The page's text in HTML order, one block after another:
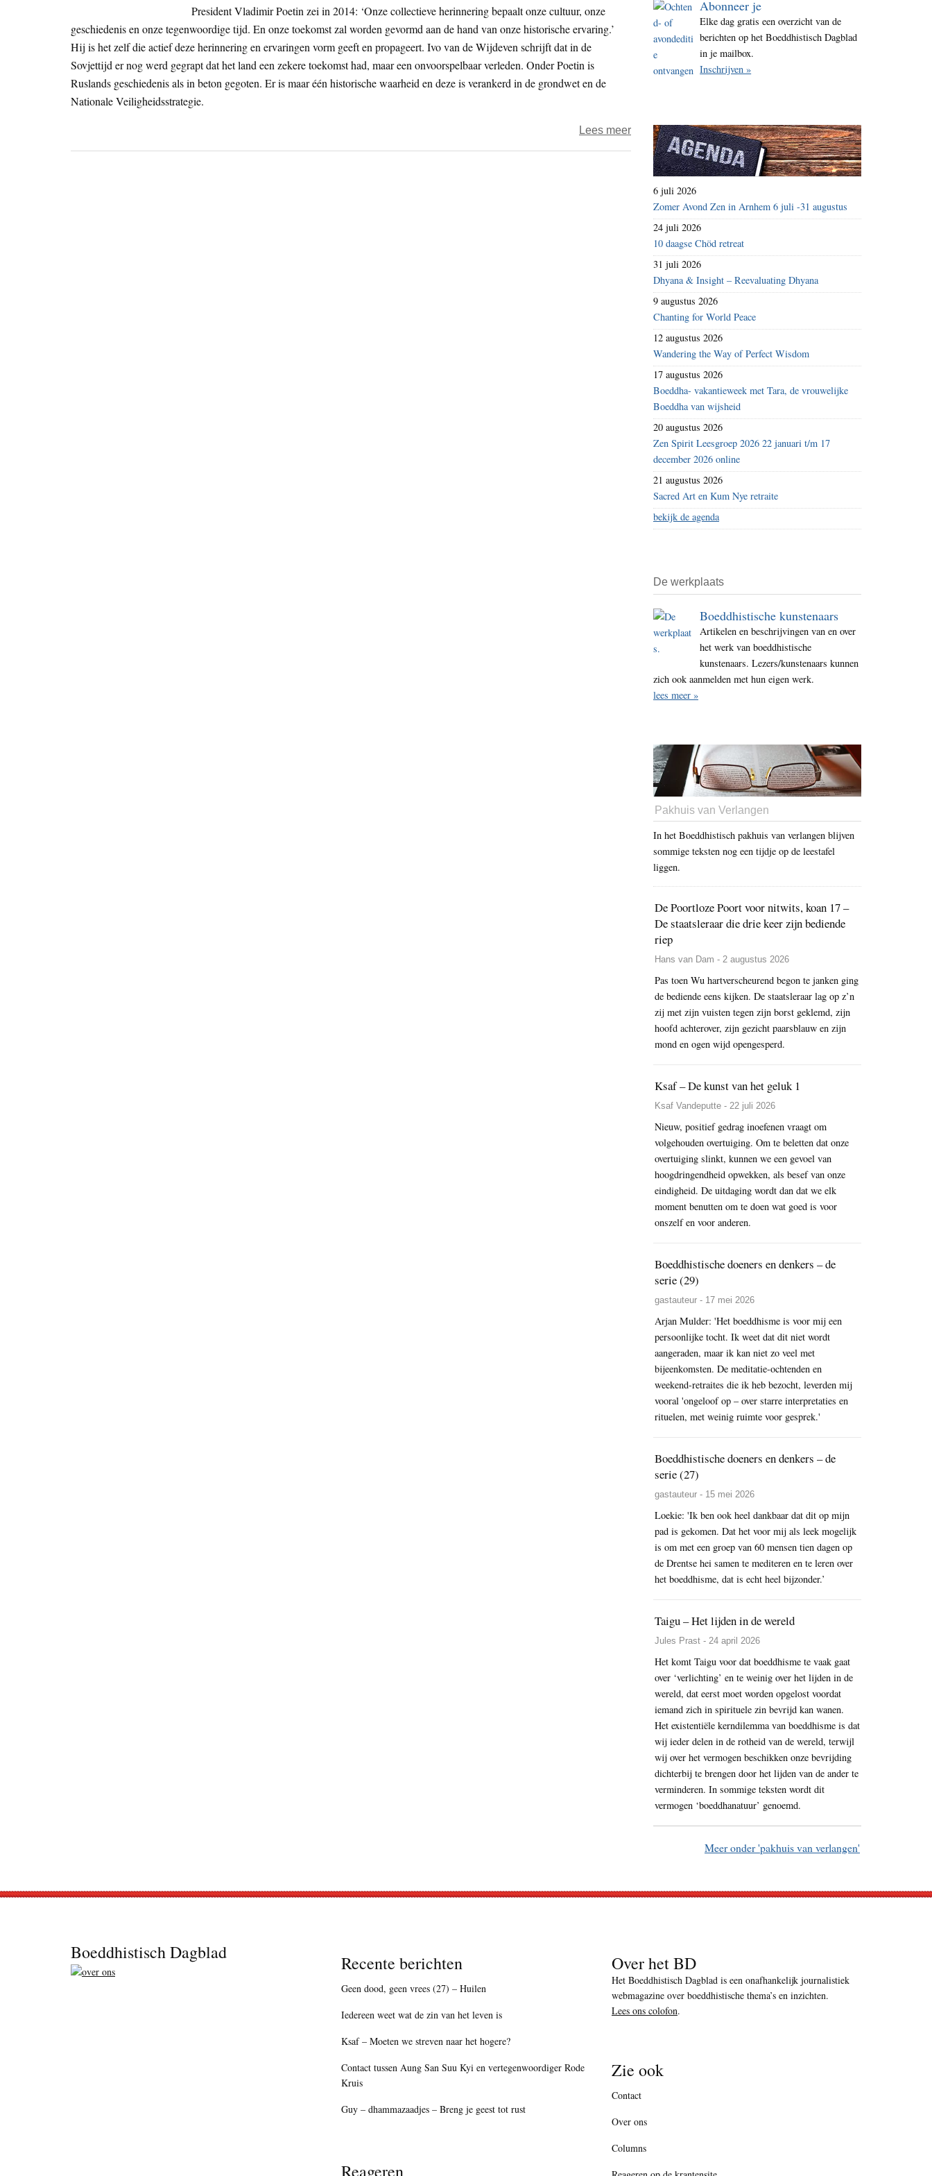
i
t
President Vladimir Poetin zei in 2014: ‘Onze collectieve herinnering bepaalt onze cultuur, onze
geschiedenis en onze tegenwoordige tijd. En onze toekomst zal worden gevormd aan de hand van onze historische ervaring.’
Hij is het zelf die actief deze herinnering en ervaringen vorm geeft en propageert. Ivo van de Wijdeven schrijft dat in de
Sovjettijd er nog werd gegrapt dat het land een zekere toekomst had, maar een onvoorspelbaar verleden. Onder Poetin is
Ruslands geschiedenis als in beton gegoten. Er is maar één historische waarheid en deze is verankerd in de grondwet en de
Nationale Veiligheidsstrategie.
Lees meerover
Geschiedenis
Abonneer je
Elke dag gratis een overzicht van de
berichten op het Boeddhistisch Dagblad
in je mailbox.
Inschrijven »
6 juli 2026
Zomer Avond Zen in Arnhem 6 juli -31 augustus
24 juli 2026
10 daagse Chöd retreat
31 juli 2026
Dhyana & Insight – Reevaluating Dhyana
9 augustus 2026
Chanting for World Peace
12 augustus 2026
Wandering the Way of Perfect Wisdom
17 augustus 2026
Boeddha- vakantieweek met Tara, de vrouwelijke
Boeddha van wijsheid
20 augustus 2026
Zen Spirit Leesgroep 2026 22 januari t/m 17
december 2026 online
21 augustus 2026
Sacred Art en Kum Nye retraite
bekijk de agenda
De werkplaats
Boeddhistische kunstenaars
Artikelen en beschrijvingen van en over
het werk van boeddhistische
kunstenaars. Lezers/kunstenaars kunnen
zich ook aanmelden met hun eigen werk.
lees meer »
Pakhuis van Verlangen
In het Boeddhistisch pakhuis van verlangen blijven
sommige teksten nog een tijdje op de leestafel
liggen.
De Poortloze Poort voor nitwits, koan 17 –
De staatsleraar die drie keer zijn bediende
riep
Hans van Dam - 2 augustus 2026
Pas toen Wu hartverscheurend begon te janken ging
de bediende eens kijken. De staatsleraar lag op z’n
zij met zijn vuisten tegen zijn borst geklemd, zijn
hoofd achterover, zijn gezicht paarsblauw en zijn
mond en ogen wijd opengesperd.
Ksaf – De kunst van het geluk 1
Ksaf Vandeputte - 22 juli 2026
Nieuw, positief gedrag inoefenen vraagt om
volgehouden overtuiging. Om te beletten dat onze
overtuiging slinkt, kunnen we een gevoel van
hoogdringendheid opwekken, als besef van onze
eindigheid. De uitdaging wordt dan dat we elk
moment benutten om te doen wat goed is voor
onszelf en voor anderen.
Boeddhistische doeners en denkers – de
serie (29)
gastauteur - 17 mei 2026
Arjan Mulder: 'Het boeddhisme is voor mij een
persoonlijke tocht. Ik weet dat dit niet wordt
aangeraden, maar ik kan niet zo veel met
bijeenkomsten. De meditatie-ochtenden en
weekend-retraites die ik heb bezocht, leverden mij
vooral 'ongeloof op – over starre interpretaties en
rituelen, met weinig ruimte voor gesprek.'
Boeddhistische doeners en denkers – de
serie (27)
gastauteur - 15 mei 2026
Loekie: 'Ik ben ook heel dankbaar dat dit op mijn
pad is gekomen. Dat het voor mij als leek mogelijk
is om met een groep van 60 mensen tien dagen op
de Drentse hei samen te mediteren en te leren over
het boeddhisme, dat is echt heel bijzonder.’
Taigu – Het lijden in de wereld
Jules Prast - 24 april 2026
Het komt Taigu voor dat boeddhisme te vaak gaat
over ‘verlichting’ en te weinig over het lijden in de
wereld, dat eerst moet worden opgelost voordat
iemand zich in spirituele zin bevrijd kan wanen.
Het existentiële kerndilemma van boeddhisme is dat
wij ieder delen in de rotheid van de wereld, terwijl
wij over het vermogen beschikken onze bevrijding
dichterbij te brengen door het lijden van de ander te
verminderen. In sommige teksten wordt dit
vermogen ‘boeddhanatuur’ genoemd.
Meer onder 'pakhuis van verlangen'
Boeddhistisch Dagblad Recente berichten
Geen dood, geen vrees (27) – Huilen
Iedereen weet wat de zin van het leven is
Ksaf – Moeten we streven naar het hogere?
Contact tussen Aung San Suu Kyi en vertegenwoordiger Rode
Kruis
Guy – dhammazaadjes – Breng je geest tot rust
Reageren
Over het BD
Het Boeddhistisch Dagblad is een onafhankelijk journalistiek
webmagazine over boeddhistische thema’s en inzichten.
Lees ons colofon.
Zie ook
Contact
Over ons
Columns